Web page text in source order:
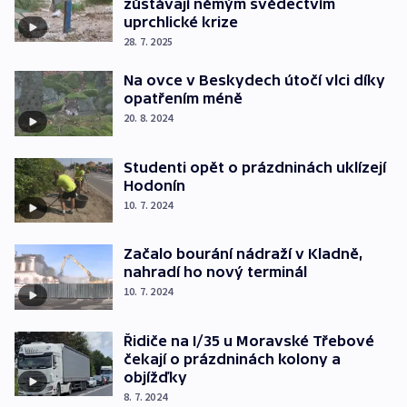
zůstávají němým svědectvím
uprchlické krize
28. 7. 2025
Na ovce v Beskydech útočí vlci díky
opatřením méně
20. 8. 2024
Studenti opět o prázdninách uklízejí
Hodonín
10. 7. 2024
Začalo bourání nádraží v Kladně,
nahradí ho nový terminál
10. 7. 2024
Řidiče na I/35 u Moravské Třebové
čekají o prázdninách kolony a
objížďky
8. 7. 2024